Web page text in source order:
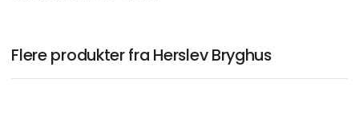
Flere produkter fra Herslev Bryghus